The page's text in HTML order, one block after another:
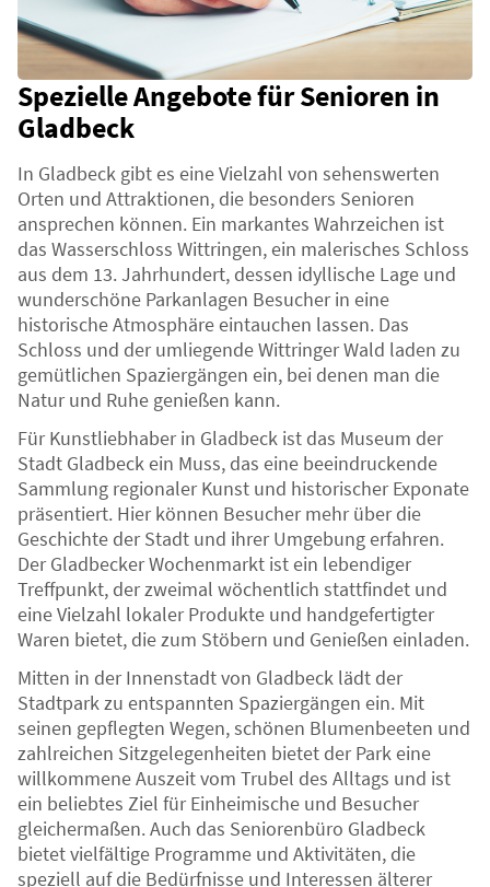
Spezielle Angebote für Senioren in
Gladbeck
In Gladbeck gibt es eine Vielzahl von sehenswerten
Orten und Attraktionen, die besonders Senioren
ansprechen können. Ein markantes Wahrzeichen ist
das Wasserschloss Wittringen, ein malerisches Schloss
aus dem 13. Jahrhundert, dessen idyllische Lage und
wunderschöne Parkanlagen Besucher in eine
historische Atmosphäre eintauchen lassen. Das
Schloss und der umliegende Wittringer Wald laden zu
gemütlichen Spaziergängen ein, bei denen man die
Natur und Ruhe genießen kann.
Für Kunstliebhaber in Gladbeck ist das Museum der
Stadt Gladbeck ein Muss, das eine beeindruckende
Sammlung regionaler Kunst und historischer Exponate
präsentiert. Hier können Besucher mehr über die
Geschichte der Stadt und ihrer Umgebung erfahren.
Der Gladbecker Wochenmarkt ist ein lebendiger
Treffpunkt, der zweimal wöchentlich stattfindet und
eine Vielzahl lokaler Produkte und handgefertigter
Waren bietet, die zum Stöbern und Genießen einladen.
Mitten in der Innenstadt von Gladbeck lädt der
Stadtpark zu entspannten Spaziergängen ein. Mit
seinen gepflegten Wegen, schönen Blumenbeeten und
zahlreichen Sitzgelegenheiten bietet der Park eine
willkommene Auszeit vom Trubel des Alltags und ist
ein beliebtes Ziel für Einheimische und Besucher
gleichermaßen. Auch das Seniorenbüro Gladbeck
bietet vielfältige Programme und Aktivitäten, die
speziell auf die Bedürfnisse und Interessen älterer